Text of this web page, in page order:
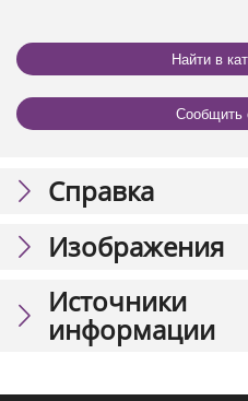
Найти в
Сообщить
Справка
Изображения
Источники
информации